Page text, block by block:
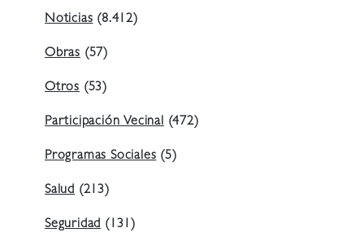
Noticias (8.412)
Obras (57)
Otros (53)
Participación Vecinal (472)
Programas Sociales (5)
Salud (213)
Seguridad (131)